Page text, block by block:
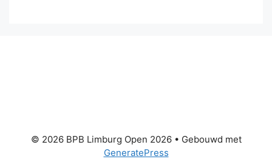
© 2026 BPB Limburg Open 2026• Gebouwd met
GeneratePress